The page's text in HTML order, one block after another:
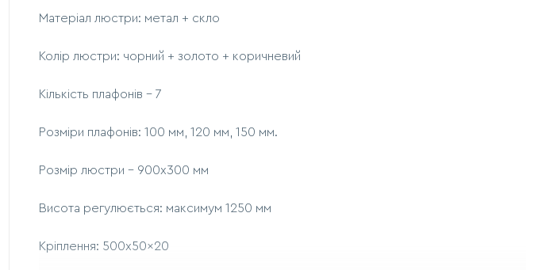
Матеріал люстри: метал + скло
Колір люстри: чорний + золото + коричневий
Кількість плафонів - 7
Розміри плафонів: 100 мм, 120 мм, 150 мм.
Розмір люстри - 900x300 мм
Висота регулюється: максимум 1250 мм
Кріплення: 500x50x20